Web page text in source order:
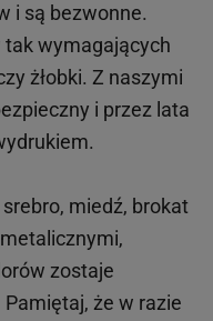
i są bezwonne.
wymagających
żłobki. Z naszymi
i przez lata
miedź, brokat
zostaje
że w razie